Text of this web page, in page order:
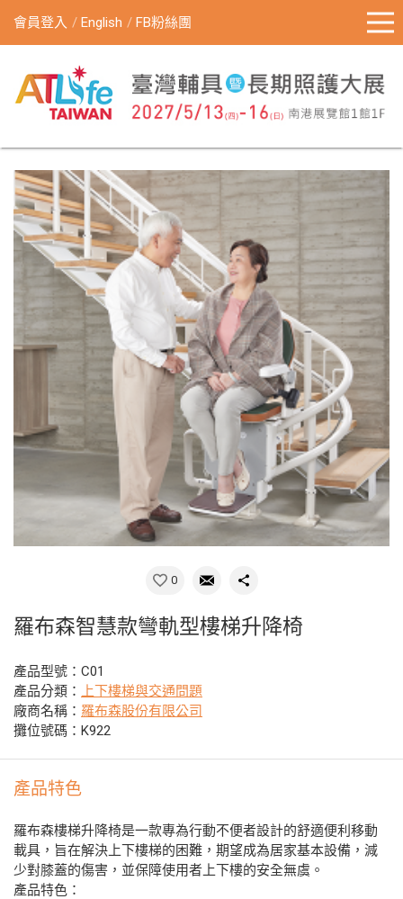
會員登入 English FB粉絲團
0
羅布森智慧款彎軌型樓梯升降椅
產品型號：C01
產品分類：
上下樓梯與交通問題
廠商名稱： 羅布森股份有限公司
攤位號碼：K922
產品特色
羅布森樓梯升降椅是一款專為行動不便者設計的舒適便利移動
載具，旨在解決上下樓梯的困難，期望成為居家基本設備，減
少對膝蓋的傷害，並保障使用者上下樓的安全無虞。
產品特色：